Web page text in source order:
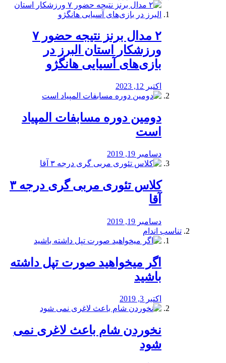
۲ مدال برنز نتیجه حضور ۷
ورزشکار استان البرز در
بازی‌های آسیایی هانگژو
اکتبر 12, 2023
دومین دوره مسابفات المپیاد
است
دسامبر 19, 2019
کلاس تئوری مربی گری درجه ۳
آقا
دسامبر 19, 2019
تناسب اندام
اگر میخواهید صورت تپل داشته
باشید
اکتبر 3, 2019
نخوردن شام باعث لاغری نمی
‌شود